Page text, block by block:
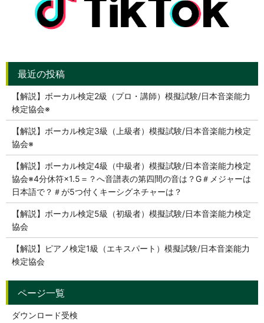
【解説】ボーカル検定2級（プロ・講師）模擬試験/日本音楽能力
検定協会※
【解説】ボーカル検定3級（上級者）模擬試験/日本音楽能力検定
協会※
【解説】ボーカル検定4級（中級者）模擬試験/日本音楽能力検定
協会※4分休符×1.5＝？へ音譜表の第四間の音は？G＃メジャーは
日本語で？＃が5つ付くキーシグネチャーは？
【解説】ボーカル検定5級（初級者）模擬試験/日本音楽能力検定
協会
【解説】ピアノ検定1級（エキスパート）模擬試験/日本音楽能力
検定協会
ダウンロード受検